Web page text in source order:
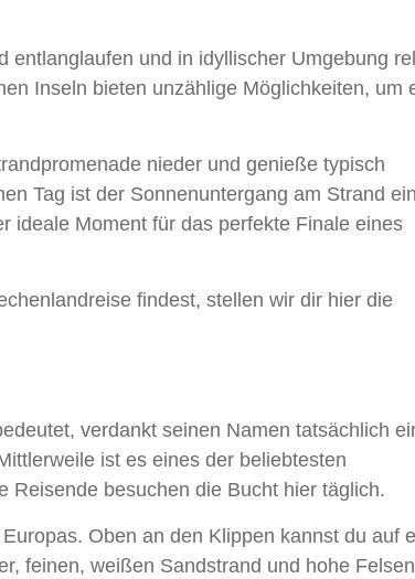
entlanglaufen und in idyllischer Umgebung
Inseln bieten unzählige Möglichkeiten, um
nieder und genieße typisch
Tag ist der Sonnenuntergang am Strand
ideale Moment für das perfekte Finale eines
findest, stellen wir dir hier die
verdankt seinen Namen tatsächlich
ist es eines der beliebtesten
Reisende besuchen die Bucht hier täglich.
Oben an den Klippen kannst du auf
feinen, weißen Sandstrand und hohe Felsen